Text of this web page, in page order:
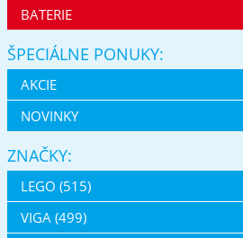
BATERIE
ŠPECIÁLNE PONUKY:
AKCIE
NOVINKY
ZNAČKY:
LEGO (515)
VIGA (499)